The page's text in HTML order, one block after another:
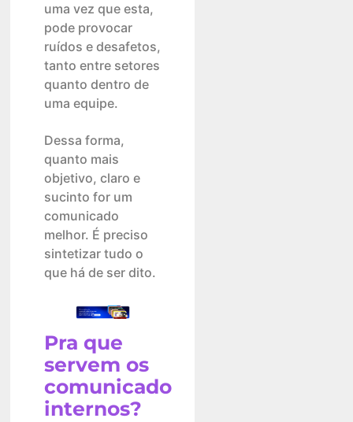
uma vez que esta,
pode provocar
ruídos e desafetos,
tanto entre setores
quanto dentro de
uma equipe.
Dessa forma,
quanto mais
objetivo, claro e
sucinto for um
comunicado
melhor. É preciso
sintetizar tudo o
que há de ser dito.
Pra que
servem os
comunicado
internos?